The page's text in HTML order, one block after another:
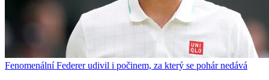
Fenomenální Federer udivil i počinem, za který se pohár nedává